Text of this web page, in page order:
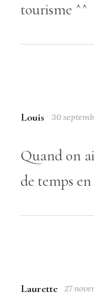
tourisme ^^
Louis 30
Quand on
de temps
Laurette 27